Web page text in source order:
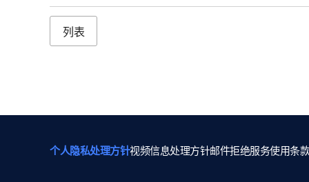
列表
个人隐私处理方针视频信息处理方针邮件拒绝服务使用条款